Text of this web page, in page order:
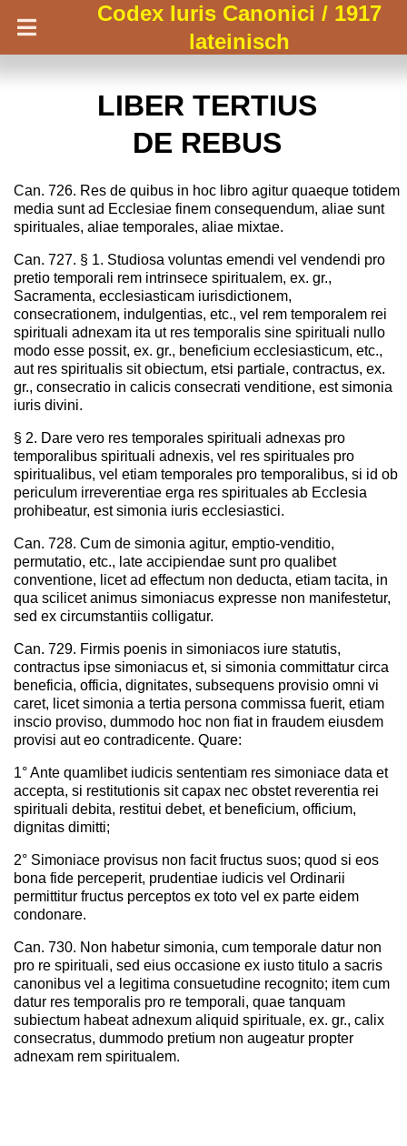
Codex Iuris Canonici / 1917
lateinisch
LIBER TERTIUS
DE REBUS
Can. 726. Res de quibus in hoc libro agitur quaeque totidem
media sunt ad Ecclesiae finem consequendum, aliae sunt
spirituales, aliae temporales, aliae mixtae.
Can. 727. § 1. Studiosa voluntas emendi vel vendendi pro
pretio temporali rem intrinsece spiritualem, ex. gr.,
Sacramenta, ecclesiasticam iurisdictionem,
consecrationem, indulgentias, etc., vel rem temporalem rei
spirituali adnexam ita ut res temporalis sine spirituali nullo
modo esse possit, ex. gr., beneficium ecclesiasticum, etc.,
aut res spiritualis sit obiectum, etsi partiale, contractus, ex.
gr., consecratio in calicis consecrati venditione, est simonia
iuris divini.
§ 2. Dare vero res temporales spirituali adnexas pro
temporalibus spirituali adnexis, vel res spirituales pro
spiritualibus, vel etiam temporales pro temporalibus, si id ob
periculum irreverentiae erga res spirituales ab Ecclesia
prohibeatur, est simonia iuris ecclesiastici.
Can. 728. Cum de simonia agitur, emptio-venditio,
permutatio, etc., late accipiendae sunt pro qualibet
conventione, licet ad effectum non deducta, etiam tacita, in
qua scilicet animus simoniacus expresse non manifestetur,
sed ex circumstantiis colligatur.
Can. 729. Firmis poenis in simoniacos iure statutis,
contractus ipse simoniacus et, si simonia committatur circa
beneficia, officia, dignitates, subsequens provisio omni vi
caret, licet simonia a tertia persona commissa fuerit, etiam
inscio proviso, dummodo hoc non fiat in fraudem eiusdem
provisi aut eo contradicente. Quare:
1° Ante quamlibet iudicis sententiam res simoniace data et
accepta, si restitutionis sit capax nec obstet reverentia rei
spirituali debita, restitui debet, et beneficium, officium,
dignitas dimitti;
2° Simoniace provisus non facit fructus suos; quod si eos
bona fide perceperit, prudentiae iudicis vel Ordinarii
permittitur fructus perceptos ex toto vel ex parte eidem
condonare.
Can. 730. Non habetur simonia, cum temporale datur non
pro re spirituali, sed eius occasione ex iusto titulo a sacris
canonibus vel a legitima consuetudine recognito; item cum
datur res temporalis pro re temporali, quae tanquam
subiectum habeat adnexum aliquid spirituale, ex. gr., calix
consecratus, dummodo pretium non augeatur propter
adnexam rem spiritualem.